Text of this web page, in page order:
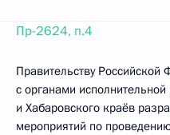
Пр-2624, п.4
Правительству Российской
с органами
и Хабаровского краёв
мероприятий по